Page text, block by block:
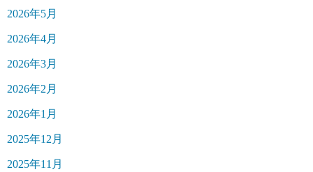
2026年5月
2026年4月
2026年3月
2026年2月
2026年1月
2025年12月
2025年11月